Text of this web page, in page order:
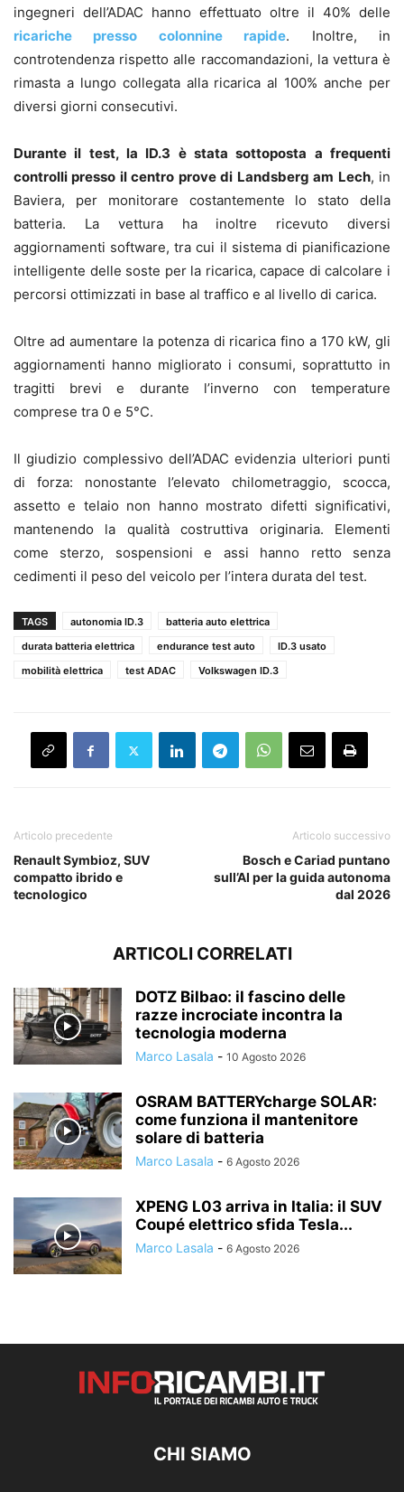
ingegneri dell’ADAC hanno effettuato oltre il 40% delle
ricariche presso colonnine rapide. Inoltre, in
controtendenza rispetto alle raccomandazioni, la vettura è
rimasta a lungo collegata alla ricarica al 100% anche per
diversi giorni consecutivi.
Durante il test, la ID.3 è stata sottoposta a frequenti
controlli presso il centro prove di Landsberg am Lech, in
Baviera, per monitorare costantemente lo stato della
batteria. La vettura ha inoltre ricevuto diversi
aggiornamenti software, tra cui il sistema di pianificazione
intelligente delle soste per la ricarica, capace di calcolare i
percorsi ottimizzati in base al traffico e al livello di carica.
Oltre ad aumentare la potenza di ricarica fino a 170 kW, gli
aggiornamenti hanno migliorato i consumi, soprattutto in
tragitti brevi e durante l’inverno con temperature
comprese tra 0 e 5°C.
Il giudizio complessivo dell’ADAC evidenzia ulteriori punti
di forza: nonostante l’elevato chilometraggio, scocca,
assetto e telaio non hanno mostrato difetti significativi,
mantenendo la qualità costruttiva originaria. Elementi
come sterzo, sospensioni e assi hanno retto senza
cedimenti il peso del veicolo per l’intera durata del test.
TAGS autonomia ID.3
batteria auto elettrica
durata batteria elettrica
endurance test auto
ID.3 usato
mobilità elettrica
test ADAC Volkswagen ID.3
Articolo precedente
Renault Symbioz, SUV
compatto ibrido e
tecnologico
Articolo successivo
Bosch e Cariad puntano
sull’AI per la guida autonoma
dal 2026
ARTICOLI CORRELATI
DOTZ Bilbao: il fascino delle
razze incrociate incontra la
tecnologia moderna
Marco Lasala - 10 Agosto 2026
OSRAM BATTERYcharge SOLAR:
come funziona il mantenitore
solare di batteria
Marco Lasala - 6 Agosto 2026
XPENG L03 arriva in Italia: il SUV
Coupé elettrico sfida Tesla...
Marco Lasala - 6 Agosto 2026
CHI SIAMO